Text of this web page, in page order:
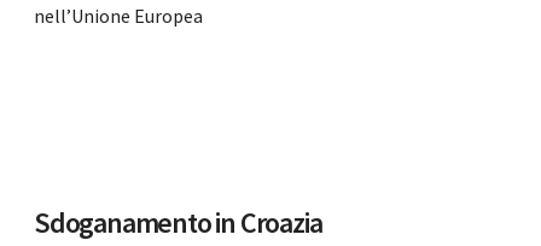
nell’Unione Europea
Sdoganamento in Croazia